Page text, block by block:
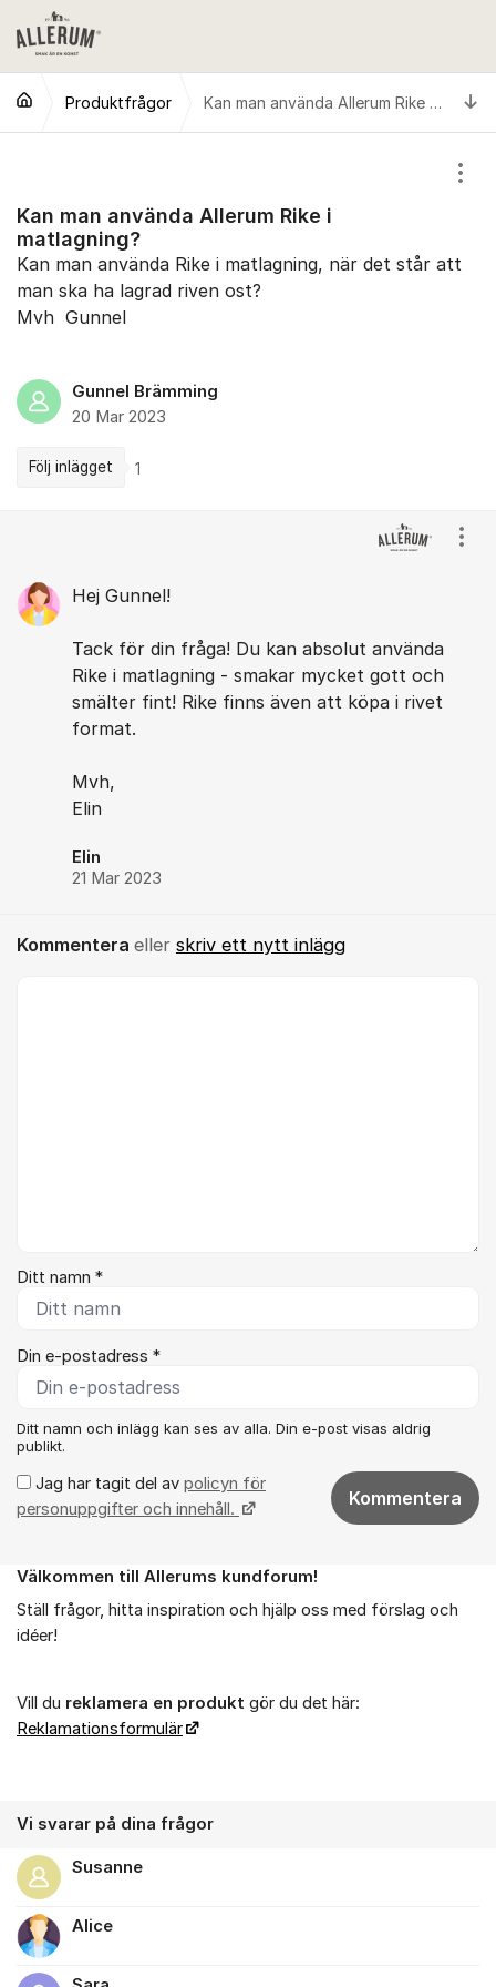
Hoppa till innehåll
Produktfrågor Kan man använda Allerum Rike i matlagning?
Kan man använda Allerum Rike i
matlagning?
Kan man använda Rike i matlagning, när det står att
man ska ha lagrad riven ost?
Mvh Gunnel
Gunnel Brämming
20 Mar 2023
Följ inlägget 1
Hej Gunnel!
Tack för din fråga! Du kan absolut använda
Rike i matlagning - smakar mycket gott och
smälter fint! Rike finns även att köpa i rivet
format.
Mvh,
Elin
Elin
21 Mar 2023
Kommentera eller skriv ett nytt inlägg
Ditt namn *
Din e-postadress *
Ditt namn och inlägg kan ses av alla. Din e-post visas aldrig
publikt.
Jag har tagit del av policyn för
personuppgifter och innehåll.
Kommentera
Om forumet
Välkommen till Allerums kundforum!
Ställ frågor, hitta inspiration och hjälp oss med förslag och
idéer!
Vill du reklamera en produkt gör du det här:
Reklamationsformulär
Vi svarar på dina frågor
Susanne
Alice